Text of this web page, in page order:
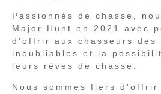
Passionnés de chasse,
Major Hunt en 2021 avec
d'offrir aux chasseurs des
inoubliables et la
leurs rêves de chasse.
Nous sommes fiers d'offrir